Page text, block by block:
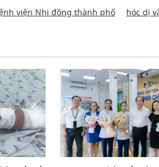
viện Nhi đồng thành phố hóc dị